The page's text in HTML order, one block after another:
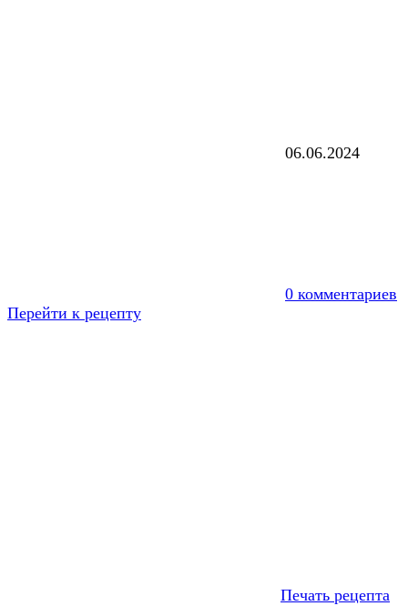
06.06.2024
0 комментариев
Перейти к рецепту
Печать рецепта